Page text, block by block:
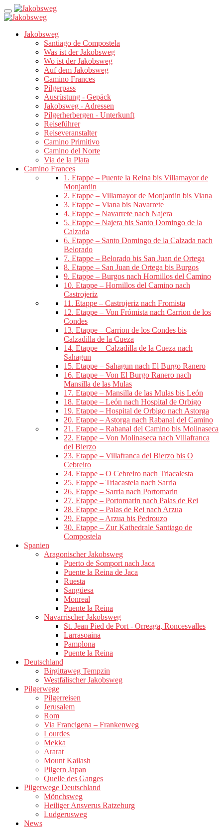
Jakobsweg
Santiago de Compostela
Was ist der Jakobsweg
Wo ist der Jakobsweg
Auf dem Jakobsweg
Camino Frances
Pilgerpass
Ausrüstung - Gepäck
Jakobsweg - Adressen
Pilgerherbergen - Unterkunft
Reiseführer
Reiseveranstalter
Camino Primitivo
Camino del Norte
Via de la Plata
Camino Frances
1. Etappe – Puente la Reina bis Villamayor de
Monjardin
2. Etappe – Villamayor de Monjardin bis Viana
3. Etappe – Viana bis Navarrete
4. Etappe – Navarrete nach Najera
5. Etappe – Najera bis Santo Domingo de la
Calzada
6. Etappe – Santo Domingo de la Calzada nach
Belorado
7. Etappe – Belorado bis San Juan de Ortega
8. Etappe – San Juan de Ortega bis Burgos
9. Etappe – Burgos nach Hornillos del Camino
10. Etappe – Hornillos del Camino nach
Castrojeriz
11. Etappe – Castrojeriz nach Fromista
12. Etappe – Von Frómista nach Carrion de los
Condes
13. Etappe – Carrion de los Condes bis
Calzadilla de la Cueza
14. Etappe – Calzadilla de la Cueza nach
Sahagun
15. Etappe – Sahagun nach El Burgo Ranero
16. Etappe – Von El Burgo Ranero nach
Mansilla de las Mulas
17. Etappe – Mansilla de las Mulas bis León
18. Etappe – León nach Hospital de Orbigo
19. Etappe – Hospital de Orbigo nach Astorga
20. Etappe – Astorga nach Rabanal del Camino
21. Etappe – Rabanal del Camino bis Molinaseca
22. Etappe – Von Molinaseca nach Villafranca
del Bierzo
23. Etappe – Villafranca del Bierzo bis O
Cebreiro
24. Etappe – O Cebreiro nach Triacalesta
25. Etappe – Triacastela nach Sarria
26. Etappe – Sarria nach Portomarin
27. Etappe – Portomarin nach Palas de Rei
28. Etappe – Palas de Rei nach Arzua
29. Etappe – Arzua bis Pedrouzo
30. Etappe – Zur Kathedrale Santiago de
Compostela
Spanien
Aragonischer Jakobsweg
Puerto de Somport nach Jaca
Puente la Reina de Jaca
Ruesta
Sangüesa
Monreal
Puente la Reina
Navarrischer Jakobsweg
St. Jean Pied de Port - Orreaga, Roncesvalles
Larrasoaina
Pamplona
Puente la Reina
Deutschland
Birgittaweg Tempzin
Westfälischer Jakobsweg
Pilgerwege
Pilgerreisen
Jerusalem
Rom
Via Francigena – Frankenweg
Lourdes
Mekka
Ararat
Mount Kailash
Pilgern Japan
Quelle des Ganges
Pilgerwege Deutschland
Mönchsweg
Heiliger Ansverus Ratzeburg
Ludgerusweg
News